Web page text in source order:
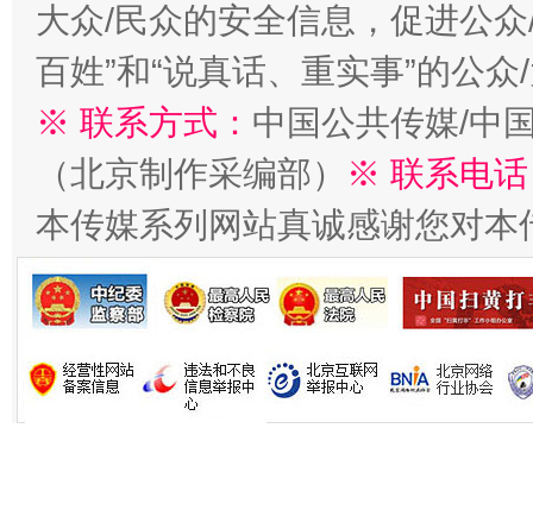
习近平的博鳌关键词
魏明亮
大众/民众的安全信息，促进公
百姓”和“说真话、重实事”的公
※ 联系方式： 中国公共传媒/中
（北京制作采编部）
※ 联系电
本传媒系列网站真诚感谢您对